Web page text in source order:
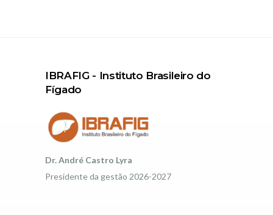
IBRAFIG - Instituto Brasileiro do
Fígado
Dr. André Castro Lyra
Presidente da gestão 2026-2027